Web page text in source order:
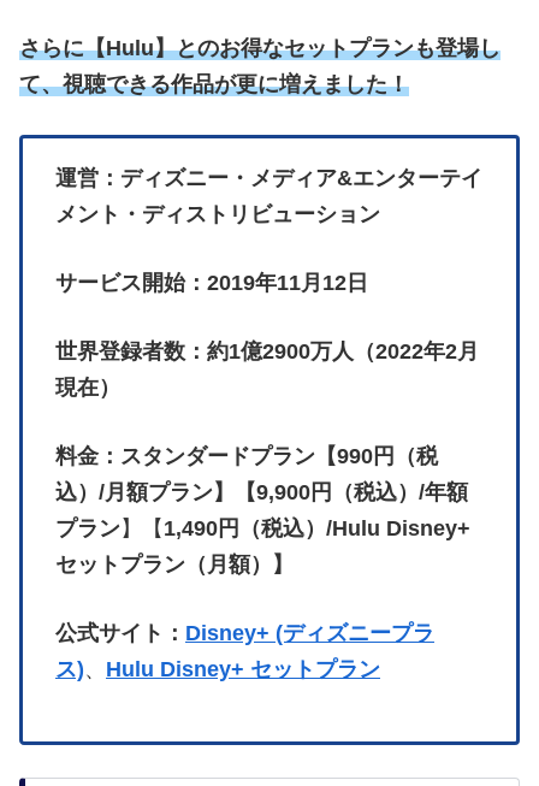
さらに【Hulu】とのお得なセットプランも登場し
て、視聴できる作品が更に増えました！
運営：ディズニー・メディア&エンターテイ
メント・ディストリビューション
サービス開始：2019年11月12日
世界登録者数：約1億2900万人（2022年2月
現在）
料金：スタンダードプラン【990円（税
込）/月額プラン】【9,900円（税込）/年額
プラン】【 1,490円（税込）/Hulu Disney+
セットプラン（月額）】
公式サイト： Disney+ (ディズニープラ
ス)、 Hulu Disney+ セットプラン